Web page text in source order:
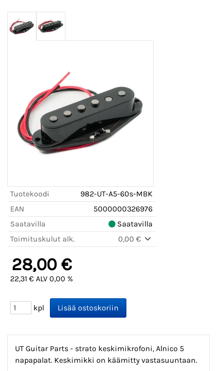
Tuotekoodi
982-UT-A5-60s-MBK
EAN
5000000326976
Saatavilla
Saatavilla
Toimituskulut alk.
0,00 €
28,00 €
22,31 € ALV 0,00 %
kpl
UT Guitar Parts - strato keskimikrofoni, Alnico 5
napapalat. Keskimikki on käämitty vastasuuntaan.